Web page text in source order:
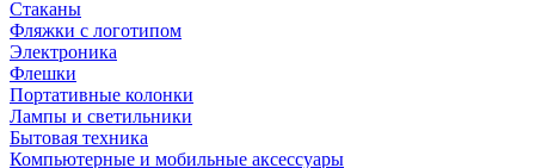
Стаканы
Фляжки с логотипом
Электроника
Флешки
Портативные колонки
Лампы и светильники
Бытовая техника
Компьютерные и мобильные аксессуары